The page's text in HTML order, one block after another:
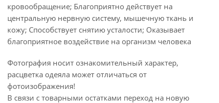
кровообращение; Благоприятно действует на
центральную нервную систему, мышечную ткань и
кожу; Способствует снятию усталости; Оказывает
благоприятное воздействие на организм человека
Фотография носит ознакомительный характер,
расцветка одеяла может отличаться от
фотоизображения!
В связи с товарными остатками переход на новую